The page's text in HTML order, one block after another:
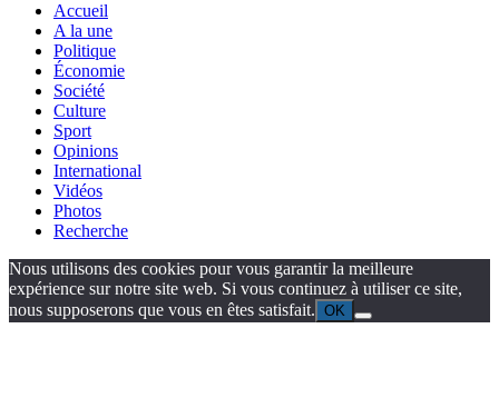
Accueil
A la une
Politique
Économie
Société
Culture
Sport
Opinions
International
Vidéos
Photos
Recherche
Nous utilisons des cookies pour vous garantir la meilleure
expérience sur notre site web. Si vous continuez à utiliser ce site,
nous supposerons que vous en êtes satisfait. OK